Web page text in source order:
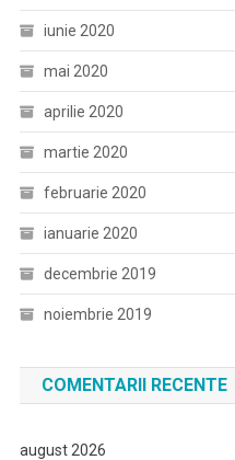
iunie 2020
mai 2020
aprilie 2020
martie 2020
februarie 2020
ianuarie 2020
decembrie 2019
noiembrie 2019
COMENTARII RECENTE
august 2026